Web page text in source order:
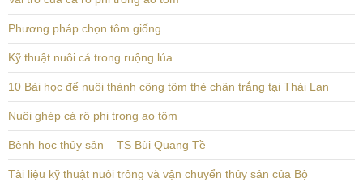
Phương pháp chọn tôm giống
Kỹ thuật nuôi cá trong ruộng lúa
10 Bài học để nuôi thành công tôm thẻ chân trắng tại Thái Lan
Nuôi ghép cá rô phi trong ao tôm
Bệnh học thủy sản – TS Bùi Quang Tề
Tài liệu kỹ thuật nuôi trông và vận chuyển thủy sản của Bộ